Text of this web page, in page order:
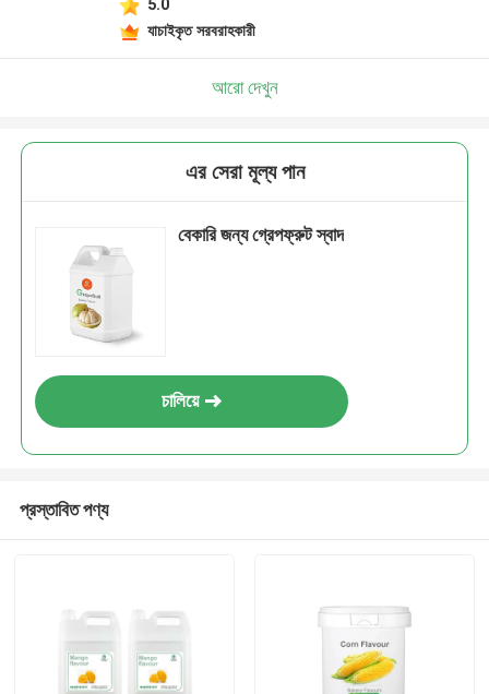
5.0
যাচাইকৃত সরবরাহকারী
আরো দেখুন
এর সেরা মূল্য পান
বেকারি জন্য গ্রেপফ্রুট স্বাদ
চালিয়ে
প্রস্তাবিত পণ্য